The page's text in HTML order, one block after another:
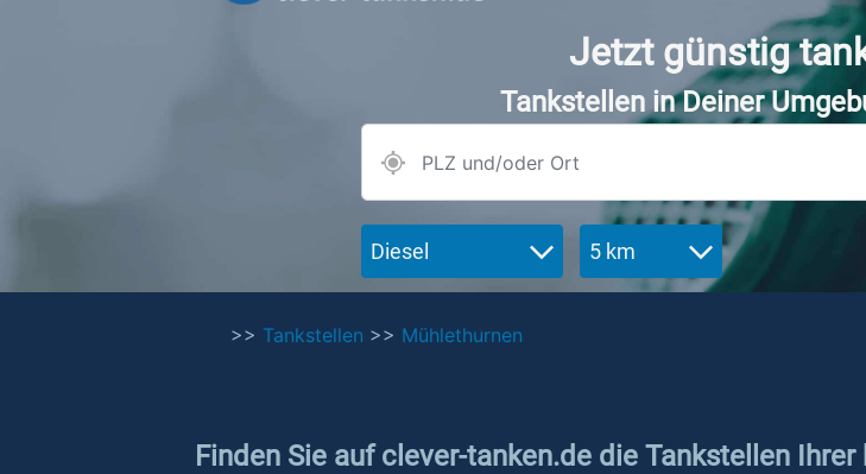
Jetzt günstig
Tankstellen in Deiner
Diesel 5 km
>> Tankstellen >> Mühlethurnen
Finden Sie auf clever-tanken.de die Tankstellen